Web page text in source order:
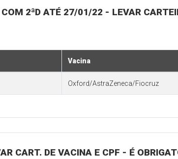
2ªD ATÉ 27/01/22 - LEVAR
Vacina
Oxford/AstraZeneca/Fiocruz
CART. DE VACINA E CPF - É